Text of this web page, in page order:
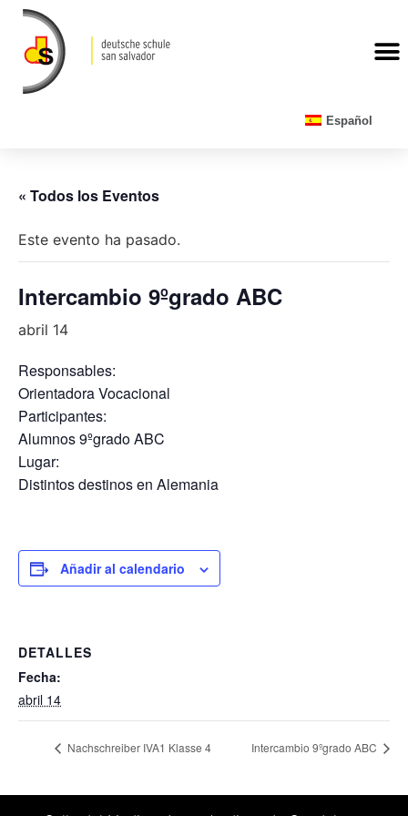
Español
« Todos los Eventos
Este evento ha pasado.
Intercambio 9ºgrado ABC
abril 14
Responsables:
Orientadora Vocacional
Participantes:
Alumnos 9ºgrado ABC
Lugar:
Distintos destinos en Alemania
Añadir al calendario
DETALLES
Fecha:
abril 14
Nachschreiber IVA1 Klasse 4 Intercambio 9ºgrado ABC